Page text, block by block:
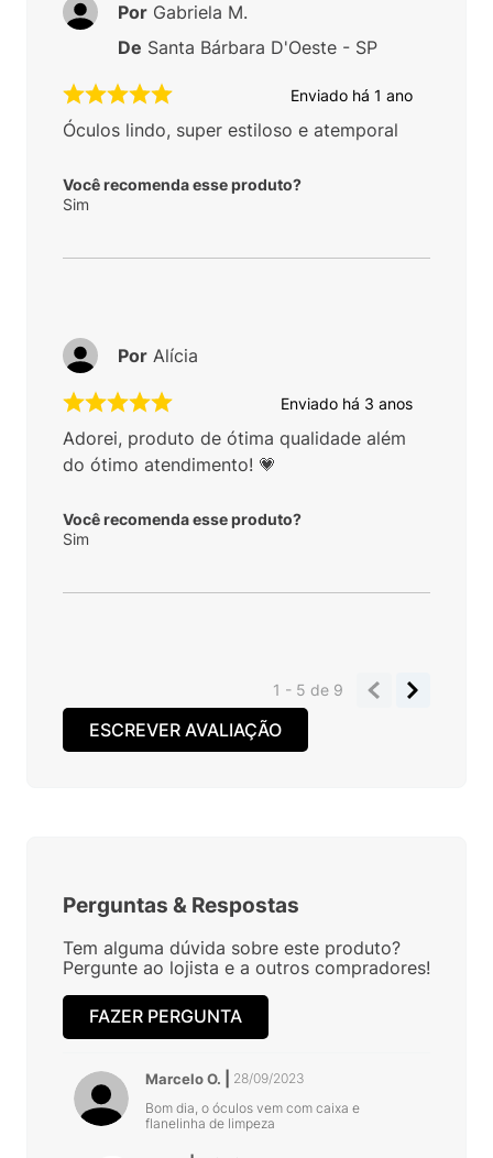
Enviado há 1 ano
Óculos lindo, super estiloso e atemporal
Você recomenda esse produto?
Sim
Por Gabriela M.
De Santa Bárbara D'Oeste - SP
Enviado há 3 anos
Adorei, produto de ótima qualidade além
do ótimo atendimento! 💗
Você recomenda esse produto?
Sim
Por Alícia
1 - 5de 9
ESCREVER AVALIAÇÃO
Perguntas & Respostas
Tem alguma dúvida sobre este produto?
Pergunte ao lojista e a outros compradores!
FAZER PERGUNTA
Marcelo O.
28/09/2023
Bom dia, o óculos vem com caixa e
flanelinha de limpeza